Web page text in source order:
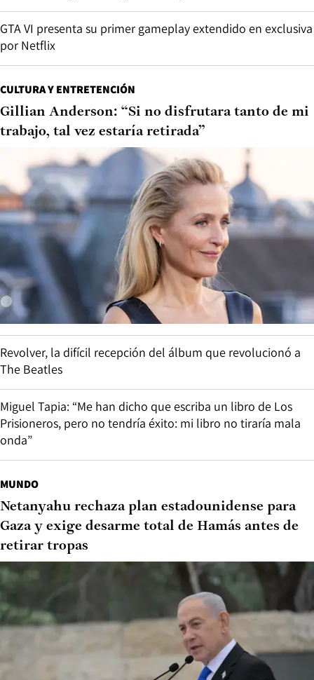
GTA VI presenta su primer gameplay extendido en exclusiva
por Netflix
CULTURA Y ENTRETENCIÓN
Gillian Anderson: “Si no disfrutara tanto de mi
trabajo, tal vez estaría retirada”
Revolver, la difícil recepción del álbum que revolucionó a
The Beatles
Miguel Tapia: “Me han dicho que escriba un libro de Los
Prisioneros, pero no tendría éxito: mi libro no tiraría mala
onda”
MUNDO
Netanyahu rechaza plan estadounidense para
Gaza y exige desarme total de Hamás antes de
retirar tropas